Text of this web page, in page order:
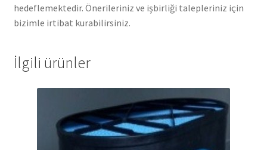
hedeflemektedir. Önerileriniz ve işbirliği talepleriniz için
bizimle irtibat kurabilirsiniz.
İlgili ürünler